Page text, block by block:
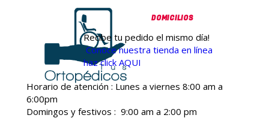
DOMICILIOS
Recibe tu pedido el mismo día!
Conoce nuestra tienda en línea
haz click AQUI
Horario de atención : Lunes a viernes 8:00 am a
6:00pm
Domingos y festivos : 9:00 am a 2:00 pm